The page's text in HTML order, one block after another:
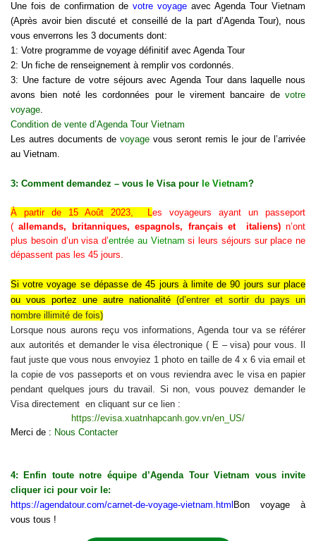
Une fois de confirmation de votre voyage avec Agenda Tour Vietnam
(Après avoir bien discuté et conseillé de la part d’Agenda Tour), nous
vous enverrons les 3 documents dont:
1: Votre programme de voyage définitif avec Agenda Tour
2: Un fiche de renseignement à remplir vos cordonnés.
3: Une facture de votre séjours avec Agenda Tour dans laquelle nous
avons bien noté les cordonnées pour le virement bancaire de votre
voyage.
Condition de vente d’Agenda Tour Vietnam
Les autres documents de voyage vous seront remis le jour de l’arrivée
au Vietnam.
3: Comment demandez – vous le Visa pour le Vietnam?
À partir de 15 Août 2023, Les voyageurs ayant un passeport
(allemands, britanniques, espagnols, français et italiens)n’ont
plus besoin d’un visa d’entrée au Vietnam si leurs séjours sur place ne
dépassent pas les 45 jours.
Sivotre voyage se dépasse de 45 jours à limite de 90 jours sur place
ou vous portez une autre nationalité (d’entrer et sortir du pays un
nombre illimité de fois)
Lorsque nous aurons reçu vos informations, Agenda tour va se référer
aux autorités et demander le visa électronique ( E – visa) pour vous. Il
faut juste que vous nous envoyiez 1 photo en taille de 4 x 6 via email et
la copie de vos passeports et on vous reviendra avec le visa en papier
pendant quelques jours du travail. Si non, vous pouvez demander le
Visa directement en cliquant sur ce lien :
https://evisa.xuatnhapcanh.gov.vn/en_US/
Merci de : Nous Contacter
4: Enfin toute notre équipe d’Agenda Tour Vietnam vous invite
cliquer ici pour voir le:
https://agendatour.com/carnet-de-voyage-vietnam.html Bon voyage à
vous tous !